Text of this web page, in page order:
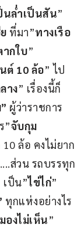
นล่ำเป็นสัน”
ที่มา”ทางเรือ
ากใบ”
ต์ 10 ล้อ” ไป
าง” เรื่องนี้ก็
ผู้ว่าราชการ
”จับกุม
ล้อ คงไม่ยาก
ส่วน รถบรรทุก
เป็น”ไข่ไก่”
ทุกแห่งอย่างไร
มองไม่เห็น”